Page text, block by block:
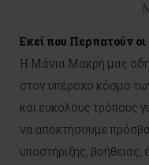
Εκεί που Περπατούν οι
Η Mάνια Mακρή μας
στον υπέροχο κόσμο
και εύκολους τρόπους
να αποκτήσουμε
υποστήριξης, βοήθειας,